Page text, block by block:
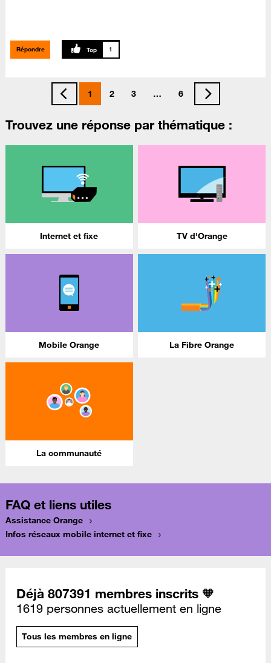
Répondre 1
1 2 3 … 6
Trouvez une réponse par thématique :
Internet et fixe TV d'Orange
Mobile Orange La Fibre Orange
La communauté
FAQ et liens utiles
Assistance Orange
Infos réseaux mobile internet et fixe
Déjà 807391 membres inscrits 🧡
1619 personnes actuellement en ligne
Tous les membres en ligne